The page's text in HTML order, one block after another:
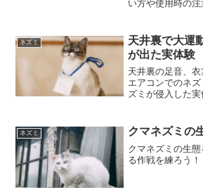
い方や使用時の
になれば幸いです
ネズミ
天井裏で大運
が出た実体験
天井裏の足音、
エアコンでのネ
ズミが侵入した
ネズミ クマネズミの
クマネズミの生
る作戦を練ろう！